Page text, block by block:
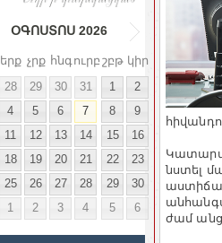
ՕԳՈՍՏՈՍ 2026
երք չրք հնգուրբ շբթ կիր
28 29 30 31 1
2
4 5 6 7 8
9
11 12 13 14 15
16
18 19 20 21 22
23
25 26 27 28 29
30
1 2 3 4 5 6
նստել
ժամ